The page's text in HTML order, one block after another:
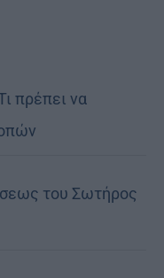
πρέπει να
του Σωτήρος